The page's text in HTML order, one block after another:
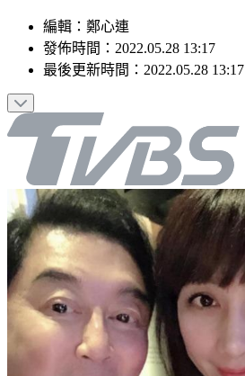
編輯 ： 鄭心連
發佈時間： 2022.05.28 13:17
最後更新時間： 2022.05.28 13:17